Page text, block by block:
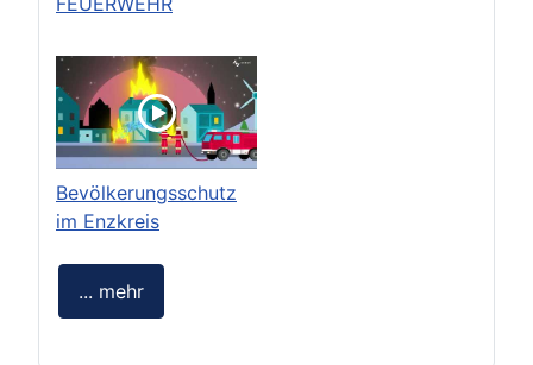
Bevölkerungsschutz
im Enzkreis
... mehr